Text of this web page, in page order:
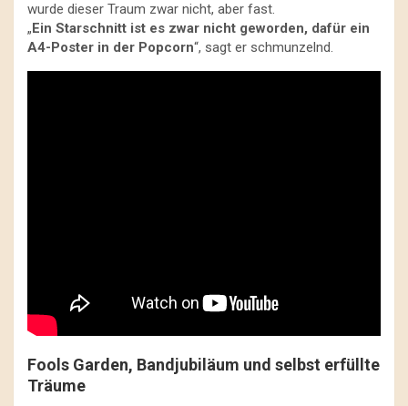
wurde dieser Traum zwar nicht, aber fast.
„Ein Starschnitt ist es zwar nicht geworden, dafür ein
A4-Poster in der Popcorn“, sagt er schmunzelnd.
Fools Garden, Bandjubiläum und selbst erfüllte
Träume